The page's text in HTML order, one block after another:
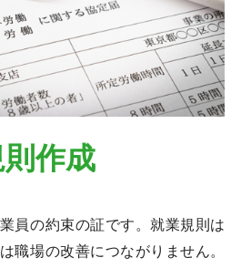
作成
員の約束の証です。就業規則は
職場の改善につながりません。